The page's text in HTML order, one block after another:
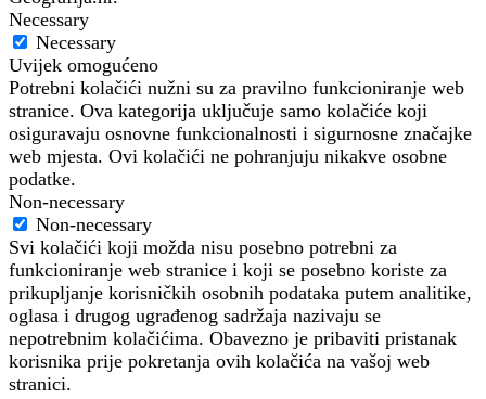
Necessary
Necessary
Uvijek omogućeno
Potrebni kolačići nužni su za pravilno funkcioniranje web
stranice. Ova kategorija uključuje samo kolačiće koji
osiguravaju osnovne funkcionalnosti i sigurnosne značajke
web mjesta. Ovi kolačići ne pohranjuju nikakve osobne
podatke.
Non-necessary
Non-necessary
Svi kolačići koji možda nisu posebno potrebni za
funkcioniranje web stranice i koji se posebno koriste za
prikupljanje korisničkih osobnih podataka putem analitike,
oglasa i drugog ugrađenog sadržaja nazivaju se
nepotrebnim kolačićima. Obavezno je pribaviti pristanak
korisnika prije pokretanja ovih kolačića na vašoj web
stranici.